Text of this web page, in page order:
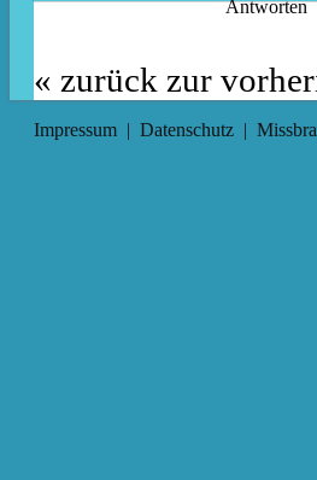
Antworten
« zurück zur
Impressum | Datenschutz |